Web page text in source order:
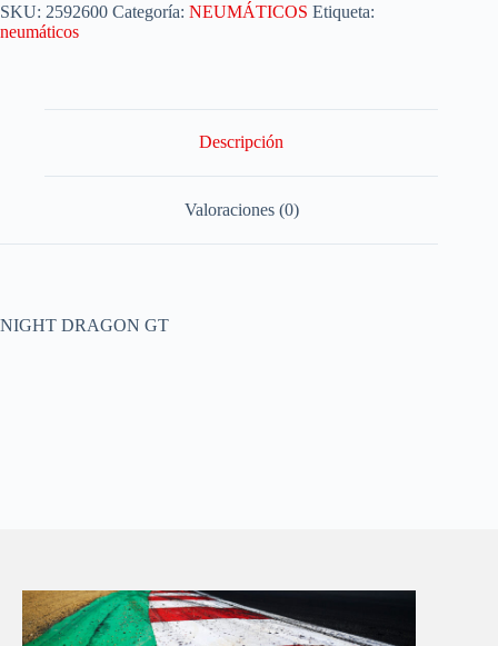
SKU: 2592600 Categoría: NEUMÁTICOS Etiqueta:
neumáticos
Descripción
Valoraciones (0)
NIGHT DRAGON GT